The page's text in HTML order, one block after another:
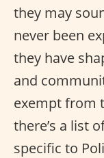
they may
never been
they have
and
exempt from
there’s a list
specific to